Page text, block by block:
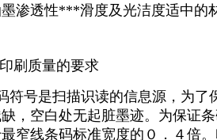
渗透性***滑度及光洁度适中的
刷质量的要求
符号是扫描识读的信息源，为
，空白处无起脏墨迹。为保证
窄线条码标准宽度的０．４倍